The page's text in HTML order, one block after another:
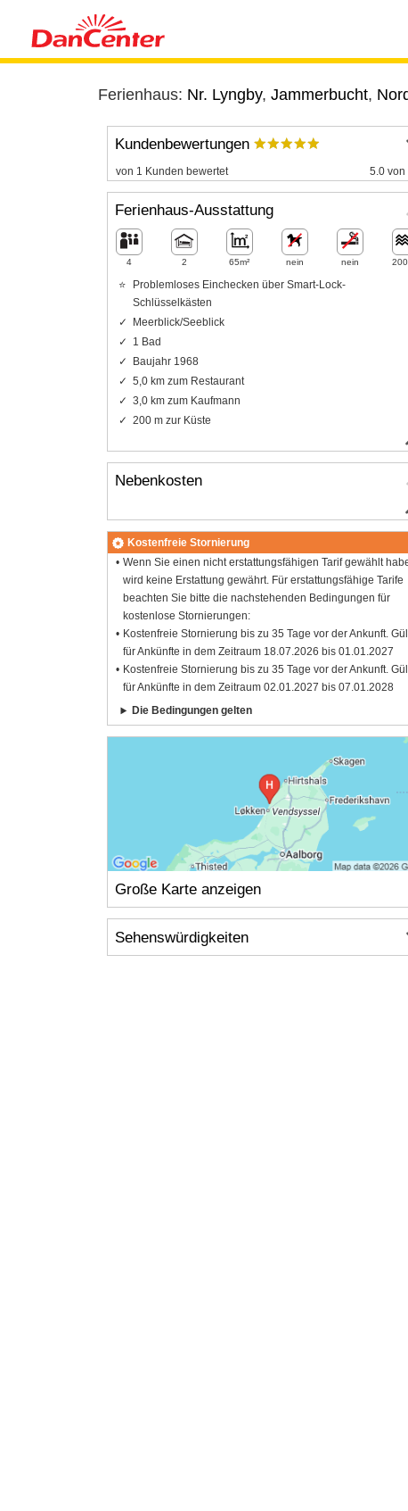
Ferienhaus: Nr. Lyngby, Jammerbucht,
Kundenbewertungen
von 1 Kunden bewertet 5.0 von
Ferienhaus-Ausstattung
4 2 65m² nein nein
Problemloses Einchecken über Smart-Lock-
Schlüsselkästen
Meerblick/Seeblick
1 Bad
Baujahr 1968
5,0 km zum Restaurant
3,0 km zum Kaufmann
200 m zur Küste
Nebenkosten
Kostenfreie Stornierung
Wenn Sie einen nicht erstattungsfähigen Tarif gewählt
wird keine Erstattung gewährt. Für erstattungsfähige Tarife
beachten Sie bitte die nachstehenden Bedingungen für
kostenlose Stornierungen:
Kostenfreie Stornierung bis zu 35 Tage vor der Ankunft.
für Ankünfte in dem Zeitraum 18.07.2026 bis 01.01.2027
Kostenfreie Stornierung bis zu 35 Tage vor der Ankunft.
für Ankünfte in dem Zeitraum 02.01.2027 bis 07.01.2028
Die Bedingungen gelten
Große Karte anzeigen
Sehenswürdigkeiten